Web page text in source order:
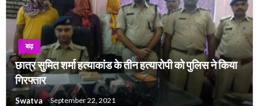
बाढ़
छात्र सुमित शर्मा हत्याकांड के तीन हत्यारोपी को पुलिस ने किया
गिरफ्तार
Swatva September 22, 2021